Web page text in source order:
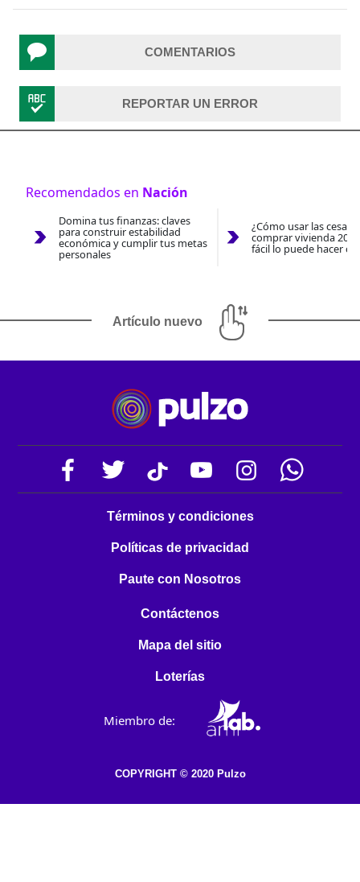
COMENTARIOS
REPORTAR UN ERROR
Recomendados en Nación
Domina tus finanzas: claves
para construir estabilidad
económica y cumplir tus metas
personales
¿Cómo usar las
comprar vivienda
fácil lo puede hacer
Artículo nuevo
Términos y condiciones
Políticas de privacidad
Paute con Nosotros
Contáctenos
Mapa del sitio
Loterías
Miembro de:
COPYRIGHT © 2020 Pulzo